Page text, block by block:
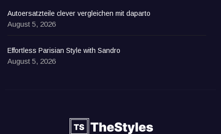
Autoersatzteile clever vergleichen mit daparto
August 5, 2026
Effortless Parisian Style with Sandro
August 5, 2026